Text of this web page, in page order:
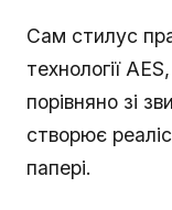
Сам стилус
технології
порівняно зі
створює
папері.